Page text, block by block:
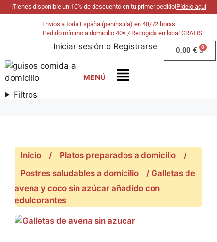
¡Tienes disponible un 10% de descuento en tu primer pedido!Pídelo aquí
Envíos a toda España (península) en 48/72 horas
Pedido mínimo a domicilio 40€ / Recogida en local GRATIS
Iniciar sesión o Registrarse 0,00 €
Filtros
Inicio / Platos preparados a domicilio
/
Postres saludables a domicilio
/ Galletas de
avena y coco sin azúcar añadido con
edulcorantes